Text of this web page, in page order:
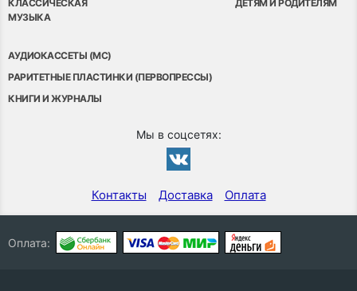
КЛАССИЧЕСКАЯ
МУЗЫКА
ДЕТЯМ И РОДИТЕЛЯМ
АУДИОКАССЕТЫ (MC)
РАРИТЕТНЫЕ ПЛАСТИНКИ (ПЕРВОПРЕССЫ)
КНИГИ И ЖУРНАЛЫ
Мы в соцсетях:
Контакты Доставка Оплата
Оплата: